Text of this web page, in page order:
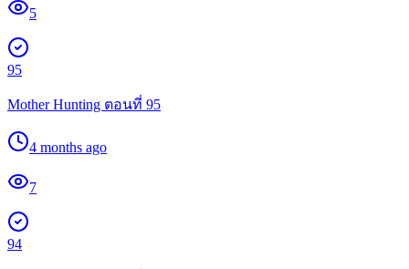
5
95
Mother Hunting ตอนที่ 95
4 months ago
7
94